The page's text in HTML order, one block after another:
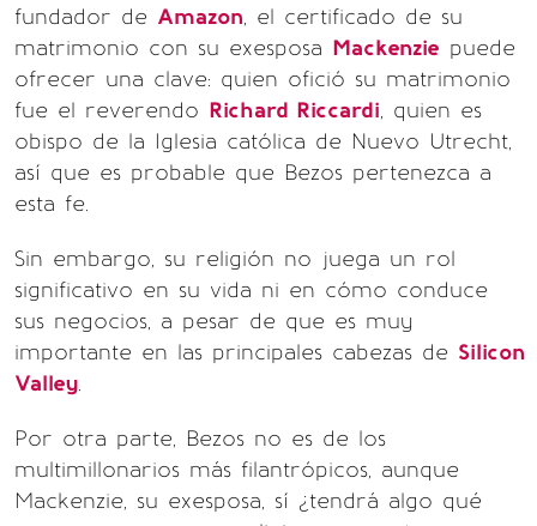
fundador de Amazon, el certificado de su
matrimonio con su exesposa Mackenzie puede
ofrecer una clave: quien ofició su matrimonio
fue el reverendo Richard Riccardi, quien es
obispo de la Iglesia católica de Nuevo Utrecht,
así que es probable que Bezos pertenezca a
esta fe.
Sin embargo, su religión no juega un rol
significativo en su vida ni en cómo conduce
sus negocios, a pesar de que es muy
importante en las principales cabezas de Silicon
Valley.
Por otra parte, Bezos no es de los
multimillonarios más filantrópicos, aunque
Mackenzie, su exesposa, sí ¿tendrá algo qué